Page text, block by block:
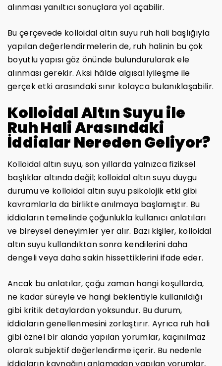
alınması yanıltıcı sonuçlara yol açabilir.
Bu çerçevede kolloidal altın suyu ruh hali başlığıyla
yapılan değerlendirmelerin de, ruh halinin bu çok
boyutlu yapısı göz önünde bulundurularak ele
alınması gerekir. Aksi hâlde algısal iyileşme ile
gerçek etki arasındaki sınır kolayca bulanıklaşabilir.
Kolloidal Altın Suyu ile
Ruh Hali Arasındaki
İddialar Nereden Geliyor?
Kolloidal altın suyu, son yıllarda yalnızca fiziksel
başlıklar altında değil; kolloidal altın suyu duygu
durumu ve kolloidal altın suyu psikolojik etki gibi
kavramlarla da birlikte anılmaya başlamıştır. Bu
iddiaların temelinde çoğunlukla kullanıcı anlatıları
ve bireysel deneyimler yer alır. Bazı kişiler, kolloidal
altın suyu kullandıktan sonra kendilerini daha
dengeli veya daha sakin hissettiklerini ifade eder.
Ancak bu anlatılar, çoğu zaman hangi koşullarda,
ne kadar süreyle ve hangi beklentiyle kullanıldığı
gibi kritik detaylardan yoksundur. Bu durum,
iddiaların genellenmesini zorlaştırır. Ayrıca ruh hali
gibi öznel bir alanda yapılan yorumlar, kaçınılmaz
olarak subjektif değerlendirme içerir. Bu nedenle
iddiaların kaynağını anlamadan yapılan yorumlar,